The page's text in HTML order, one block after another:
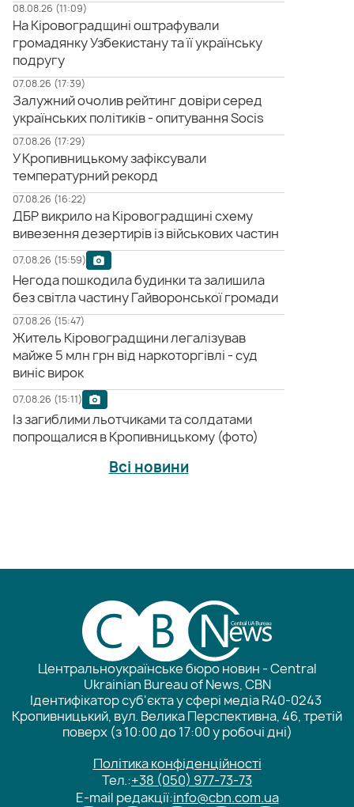
08.08.26 (11:09)
На Кіровоградщині оштрафували
громадянку Узбекистану та її українську
подругу
07.08.26 (17:39)
Залужний очолив рейтинг довіри серед
українських політиків - опитування Socis
07.08.26 (17:29)
У Кропивницькому зафіксували
температурний рекорд
07.08.26 (16:22)
ДБР викрило на Кіровоградщині схему
вивезення дезертирів із військових частин
07.08.26 (15:59)
Негода пошкодила будинки та залишила
без світла частину Гайворонської громади
07.08.26 (15:47)
Житель Кіровоградщини легалізував
майже 5 млн грн від наркоторгівлі - суд
виніс вирок
07.08.26 (15:11)
Із загиблими льотчиками та солдатами
попрощалися в Кропивницькому (фото)
Всі новини
Центральноукраїнське бюро новин - Central
Ukrainian Bureau of News, CBN
Ідентифікатор суб'єкта у сфері медіа R40-0243
Кропивницький, вул. Велика Перспективна, 46, третій
поверх (з 10:00 до 17:00 у робочі дні)
Політика конфіденційності
Тел.:+38 (050) 977-73-73
E-mail редакції:info@cbn.com.ua